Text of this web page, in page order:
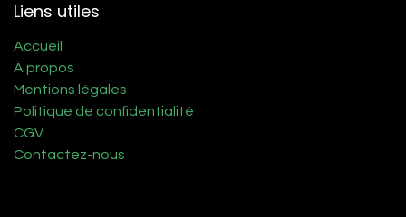
Liens utiles
Accueil
À propos
Mentions légales
Politique de confidentialité
CGV
Contactez-nous